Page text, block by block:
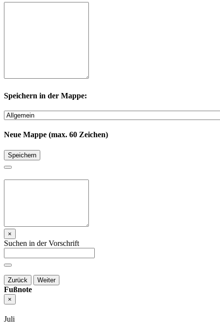
Speichern in der Mappe:
Neue Mappe (max. 60 Zeichen)
Speichern
×
Suchen in der Vorschrift
Zurück Weiter
Fußnote
×
Juli